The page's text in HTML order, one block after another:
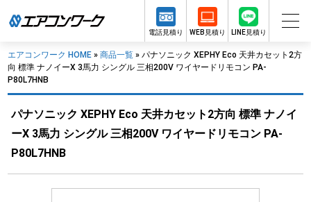
電話見積り WEB見積り LINE見積り
エアコンワーク HOME » 商品一覧 » パナソニック XEPHY Eco 天井カセット2方
向 標準 ナノイーX 3馬力 シングル 三相200V ワイヤードリモコン PA-
P80L7HNB
パナソニック XEPHY Eco 天井カセット2方向 標準 ナノイ
ーX 3馬力 シングル 三相200V ワイヤードリモコン PA-
P80L7HNB